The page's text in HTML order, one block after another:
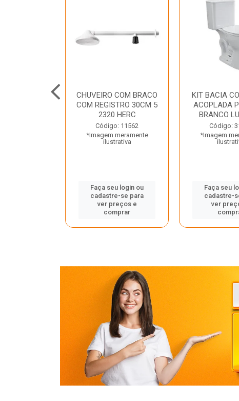
CHUVEIRO COM BRACO
COM REGISTRO 30CM 5
2320 HERC
Código: 11562
*Imagem meramente
ilustrativa
Faça seu login ou
cadastre-se para
ver preços e
comprar
KIT BACIA
ACOPLADA
BRANCO
Código:
*Imagem
Faça seu
cadastre-
ver